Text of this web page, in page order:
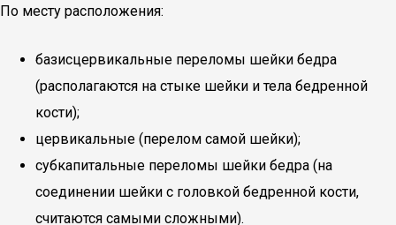
По месту расположения:
базисцервикальные переломы шейки бедра
(располагаются на стыке шейки и тела бедренной
кости);
цервикальные (перелом самой шейки);
субкапитальные переломы шейки бедра (на
соединении шейки с головкой бедренной кости,
считаются самыми сложными).